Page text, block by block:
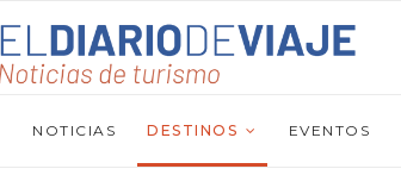
NOTICIAS DESTINOS EVENTOS